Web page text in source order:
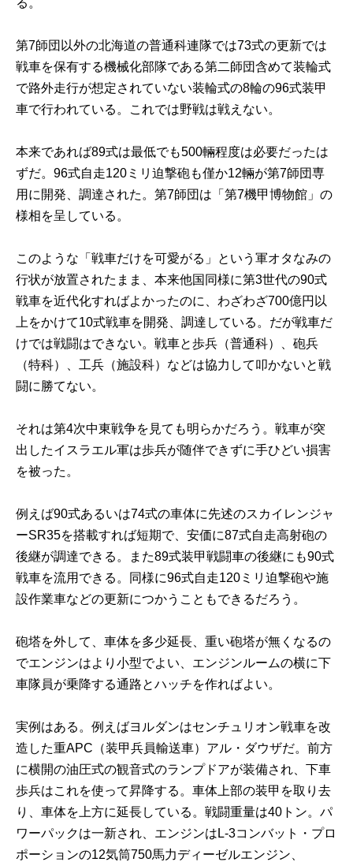
第7師団以外の北海道の普通科連隊では73式の更新では
戦車を保有する機械化部隊である第二師団含めて装輪式
で路外走行が想定されていない装輪式の8輪の96式装甲
車で行われている。これでは野戦は戦えない。
本来であれば89式は最低でも500輛程度は必要だったは
ずだ。96式自走120ミリ迫撃砲も僅か12輛が第7師団専
用に開発、調達された。第7師団は「第7機甲博物館」の
様相を呈している。
このような「戦車だけを可愛がる」という軍オタなみの
行状が放置されたまま、本来他国同様に第3世代の90式
戦車を近代化すればよかったのに、わざわざ700億円以
上をかけて10式戦車を開発、調達している。だが戦車だ
けでは戦闘はできない。戦車と歩兵（普通科）、砲兵
（特科）、工兵（施設科）などは協力して叩かないと戦
闘に勝てない。
それは第4次中東戦争を見ても明らかだろう。戦車が突
出したイスラエル軍は歩兵が随伴できずに手ひどい損害
を被った。
例えば90式あるいは74式の車体に先述のスカイレンジャ
ーSR35を搭載すれば短期で、安価に87式自走高射砲の
後継が調達できる。また89式装甲戦闘車の後継にも90式
戦車を流用できる。同様に96式自走120ミリ迫撃砲や施
設作業車などの更新につかうこともできるだろう。
砲塔を外して、車体を多少延長、重い砲塔が無くなるの
でエンジンはより小型でよい、エンジンルームの横に下
車隊員が乗降する通路とハッチを作ればよい。
実例はある。例えばヨルダンはセンチュリオン戦車を改
造した重APC（装甲兵員輸送車）アル・ダウザだ。前方
に横開の油圧式の観音式のランプドアが装備され、下車
歩兵はこれを使って昇降する。車体上部の装甲を取り去
り、車体を上方に延長している。戦闘重量は40トン。パ
ワーパックは一新され、エンジンはL-3コンバット・プロ
ポーションの12気筒750馬力ディーゼルエンジン、